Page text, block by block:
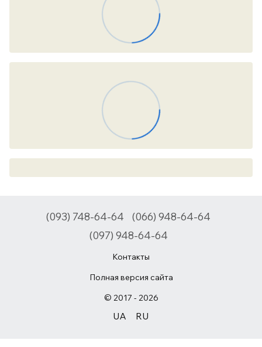
(093) 748-64-64
(066) 948-64-64
(097) 948-64-64
Контакты
Полная версия сайта
© 2017 - 2026
UA RU